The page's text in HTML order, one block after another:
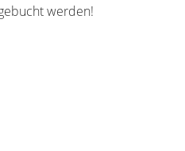
werden!